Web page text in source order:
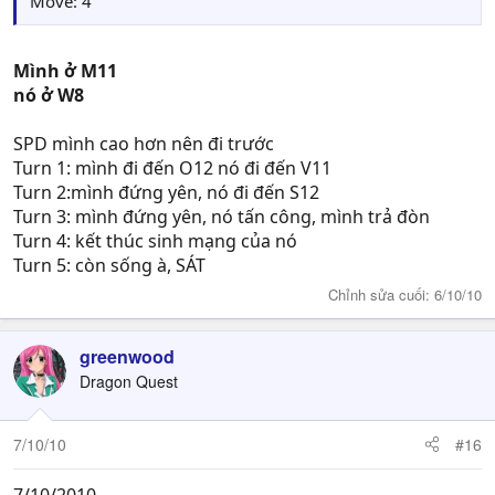
Mình ở M11
nó ở W8
SPD mình cao hơn nên đi trước
Turn 1: mình đi đến O12 nó đi đến V11
Turn 2:mình đứng yên, nó đi đến S12
Turn 3: mình đứng yên, nó tấn công, mình trả đòn
Turn 4: kết thúc sinh mạng của nó
Turn 5: còn sống à, SÁT
Chỉnh sửa cuối: 6/10/10
greenwood
Dragon Quest
7/10/10 #16